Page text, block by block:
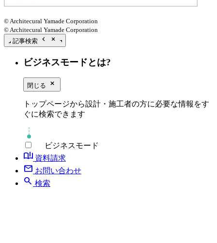
© Architecural Yamade Corporation
© Architecural Yamade Corporation
記事検索 chevron_left close_small
ビジネスモードとは?
閉じる close_small
トップページから設計・施工者の方に必要な情報をす
ぐに検索できます
ビジネスモード
book_ribbon 資料請求
mail お問い合わせ
search 検索